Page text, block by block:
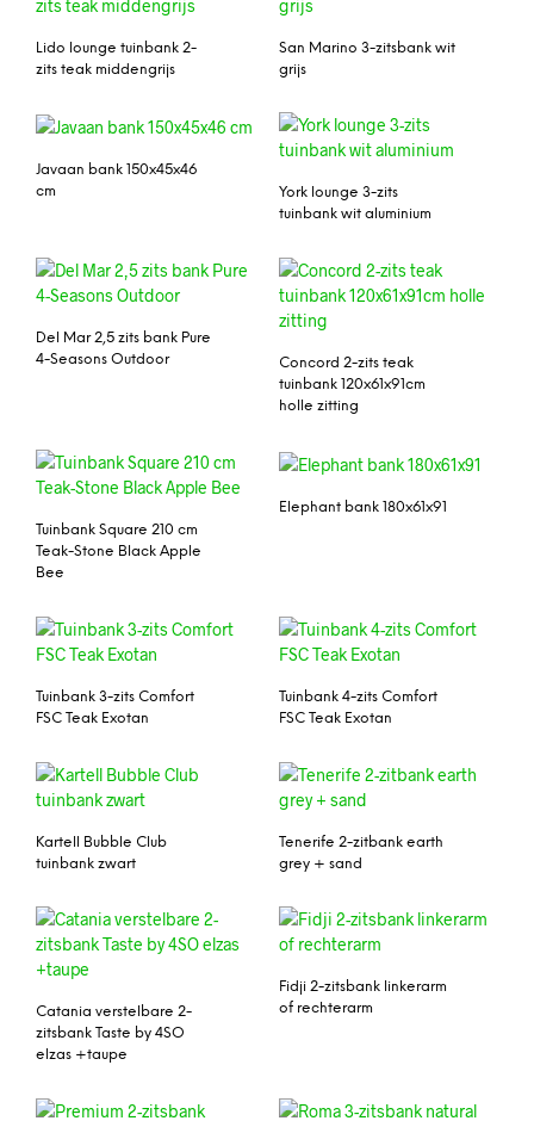
Lido lounge tuinbank 2-
zits teak middengrijs
San Marino 3-zitsbank wit
grijs
Javaan bank 150x45x46
cm
York lounge 3-zits
tuinbank wit aluminium
Del Mar 2,5 zits bank Pure
4-Seasons Outdoor
Concord 2-zits teak
tuinbank 120x61x91cm
holle zitting
Tuinbank Square 210 cm
Teak-Stone Black Apple
Bee
Elephant bank 180x61x91
Tuinbank 3-zits Comfort
FSC Teak Exotan
Tuinbank 4-zits Comfort
FSC Teak Exotan
Kartell Bubble Club
tuinbank zwart
Tenerife 2-zitbank earth
grey + sand
Catania verstelbare 2-
zitsbank Taste by 4SO
elzas +taupe
Fidji 2-zitsbank linkerarm
of rechterarm